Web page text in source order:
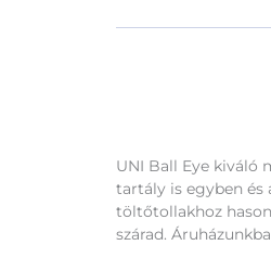
UNI Ball Eye kiváló
tartály is egyben és
töltőtollakhoz
szárad.